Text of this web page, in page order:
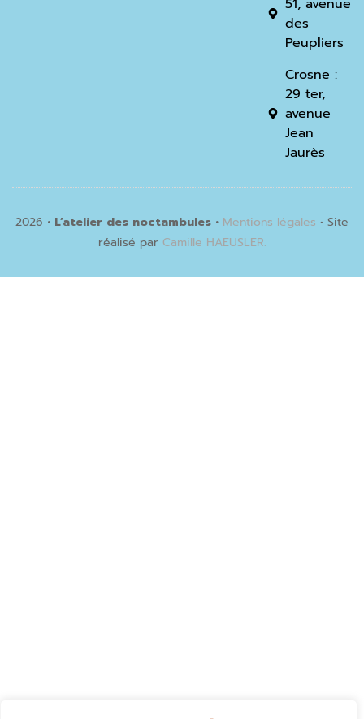
51, avenue
des
Peupliers
Crosne :
29 ter,
avenue
Jean
Jaurès
2026 • L’atelier des noctambules • Mentions légales • Site
réalisé par Camille HAEUSLER.